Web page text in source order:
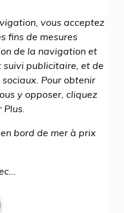
vous acceptez
fins de mesures
de la navigation et
suivi publicitaire, et de
Pour obtenir
y opposer, cliquez
bord de mer à prix